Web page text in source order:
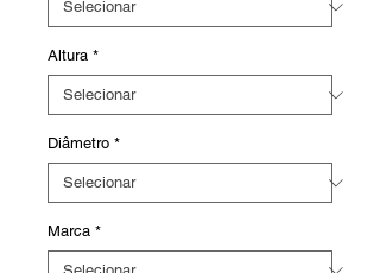
Altura *
Diâmetro *
Marca *